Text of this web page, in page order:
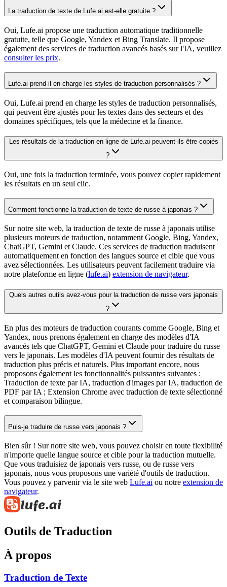
La traduction de texte de Lufe.ai est-elle gratuite ?
Oui, Lufe.ai propose une traduction automatique traditionnelle
gratuite, telle que Google, Yandex et Bing Translate. Il propose
également des services de traduction avancés basés sur l'IA, veuillez
consulter les prix.
Lufe.ai prend-il en charge les styles de traduction personnalisés ?
Oui, Lufe.ai prend en charge les styles de traduction personnalisés,
qui peuvent être ajustés pour les textes dans des secteurs et des
domaines spécifiques, tels que la médecine et la finance.
Les résultats de la traduction en ligne de Lufe.ai peuvent-ils être copiés
?
Oui, une fois la traduction terminée, vous pouvez copier rapidement
les résultats en un seul clic.
Comment fonctionne la traduction de texte de russe à japonais ?
Sur notre site web, la traduction de texte de russe à japonais utilise
plusieurs moteurs de traduction, notamment Google, Bing, Yandex,
ChatGPT, Gemini et Claude. Ces services de traduction traduisent
automatiquement en fonction des langues source et cible que vous
avez sélectionnées. Les utilisateurs peuvent facilement traduire via
notre plateforme en ligne (lufe.ai) extension de navigateur.
Quels autres outils avez-vous pour la traduction de russe vers japonais
?
En plus des moteurs de traduction courants comme Google, Bing et
Yandex, nous prenons également en charge des modèles d'IA
avancés tels que ChatGPT, Gemini et Claude pour traduire du russe
vers le japonais. Les modèles d'IA peuvent fournir des résultats de
traduction plus précis et naturels. Plus important encore, nous
proposons également les fonctionnalités puissantes suivantes :
Traduction de texte par IA, traduction d'images par IA, traduction de
PDF par IA ; Extension Chrome avec traduction de texte sélectionné
et comparaison bilingue.
Puis-je traduire de russe vers japonais ?
Bien sûr ! Sur notre site web, vous pouvez choisir en toute flexibilité
n'importe quelle langue source et cible pour la traduction mutuelle.
Que vous traduisiez de japonais vers russe, ou de russe vers
japonais, nous vous proposons une variété d'outils de traduction.
Vous pouvez y parvenir via le site web Lufe.ai ou notre extension de
navigateur.
Outils de Traduction
À propos
Traduction de Texte